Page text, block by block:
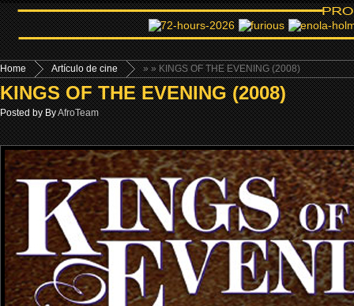
Home »
Artículo de cine » KINGS OF THE EVENING (2008)
KINGS OF THE EVENING (2008)
Posted by ByAfroTeam